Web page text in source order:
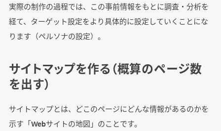
実際の制作の過程では、この事前情報をもとに調査・分析を
経て、ターゲット設定をより具体的に設定していくことにな
ります（ペルソナの設定）。
サイトマップを作る（概算のページ数
を出す）
サイトマップとは、どこのページにどんな情報があるのかを
示す「Webサイトの地図」のことです。